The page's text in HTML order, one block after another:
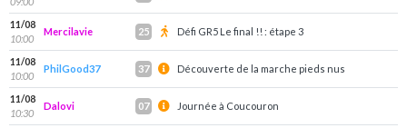
11/08
10:00
Mercilavie 25 Défi GR5 Le final !! : étape 3
11/08
10:00
PhilGood37 37 Découverte de la marche pieds nus
11/08
10:30
Dalovi 07 Journée à Coucouron